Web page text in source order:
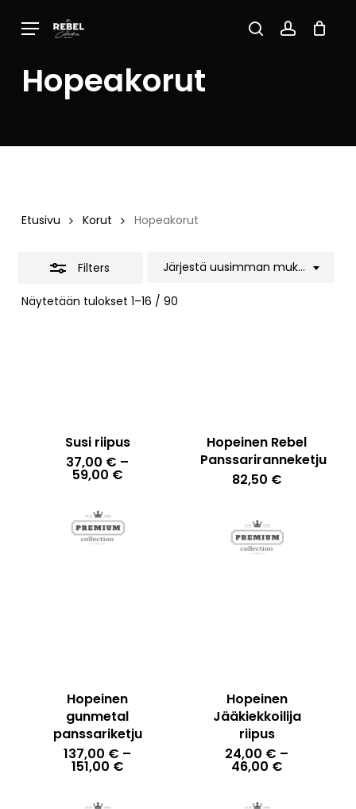
content
Menu Cart Close
Hopeakorut
Etusivu Korut Hopeakorut
Filters
Näytetään tulokset 1–16 / 90Sorted
Järjestä uusimman mukaan
Close
Susi riipus
37,00 € –
59,00 €Hintaluokka:
Hopeinen Rebel
Panssariranneketju
82,50 €
Hopeinen
gunmetal
panssariketju
137,00 € –
151,00 €Hintaluokka:
Hopeinen
Jääkiekkoilija
riipus
24,00 € –
46,00 €